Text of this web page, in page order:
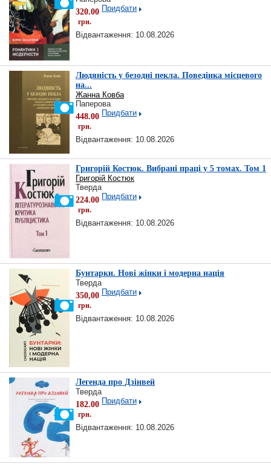
320.00
грн.
Придбати
Відвантаження: 10.08.2026
Людяність у безодні пекла. Поведінка місцевого
на...
Жанна Ковба
Паперова
448.00
грн.
Придбати
Відвантаження: 10.08.2026
Григорій Костюк. Вибрані праці у 5 томах. Том 1
Григорій Костюк
Тверда
224.00
грн.
Придбати
Відвантаження: 10.08.2026
Бунтарки. Нові жінки і модерна нація
Тверда
350,00
грн.
Придбати
Відвантаження: 10.08.2026
Легенда про Дзінвей
Тверда
182.00
грн.
Придбати
Відвантаження: 10.08.2026